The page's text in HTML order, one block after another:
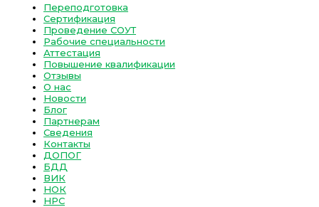
Переподготовка
Сертификация
Проведение СОУТ
Рабочие специальности
Аттестация
Повышение квалификации
Отзывы
О нас
Новости
Блог
Партнерам
Сведения
Контакты
ДОПОГ
БДД
ВИК
НОК
НРС